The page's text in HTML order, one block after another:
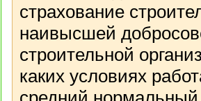
страхование
наивысшей
строительной
каких условиях